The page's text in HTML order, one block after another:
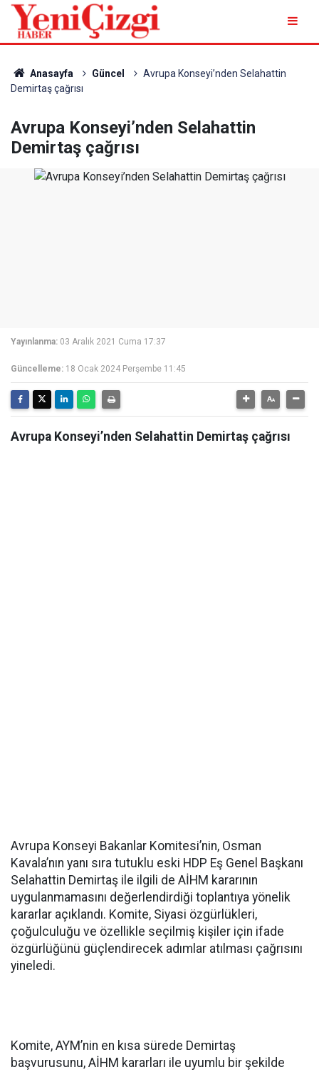
Anasayfa Güncel
Avrupa Konseyi’nden Selahattin
Demirtaş çağrısı
Avrupa Konseyi’nden Selahattin
Demirtaş çağrısı
Yayınlanma: 03 Aralık 2021 Cuma 17:37
Güncelleme: 18 Ocak 2024 Perşembe 11:45
Avrupa Konseyi’nden Selahattin Demirtaş çağrısı
Avrupa Konseyi Bakanlar Komitesi’nin, Osman
Kavala’nın yanı sıra tutuklu eski HDP Eş Genel Başkanı
Selahattin Demirtaş ile ilgili de AİHM kararının
uygulanmamasını değerlendirdiği toplantıya yönelik
kararlar açıklandı. Komite, Siyasi özgürlükleri,
çoğulculuğu ve özellikle seçilmiş kişiler için ifade
özgürlüğünü güçlendirecek adımlar atılması çağrısını
yineledi.
Komite, AYM’nin en kısa sürede Demirtaş
başvurusunu, AİHM kararları ile uyumlu bir şekilde